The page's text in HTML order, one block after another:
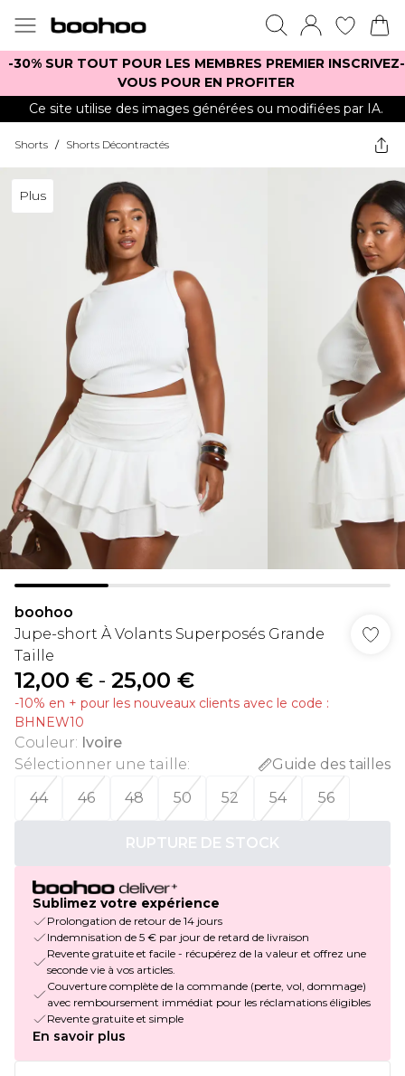
-30% SUR TOUT POUR LES MEMBRES PREMIER INSCRIVEZ-
VOUS POUR EN PROFITER
Ce site utilise des images générées ou modifiées par IA.
Shorts / Shorts Décontractés
Plus
boohoo
Jupe-short À Volants Superposés Grande
Taille
12,00 € - 25,00 €
-10% en + pour les nouveaux clients avec le code :
BHNEW10
Couleur: Ivoire
Sélectionner une taille:
Guide des tailles
44
46 48 50 52 54 56
RUPTURE DE STOCK
Sublimez votre expérience
Prolongation de retour de 14 jours
Indemnisation de 5 € par jour de retard de livraison
Revente gratuite et facile - récupérez de la valeur et offrez une
seconde vie à vos articles.
Couverture complète de la commande (perte, vol, dommage)
avec remboursement immédiat pour les réclamations éligibles
Revente gratuite et simple
En savoir plus